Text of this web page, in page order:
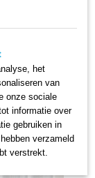
het
van
onze sociale
informatie over
gebruiken in
verzameld
verstrekt.